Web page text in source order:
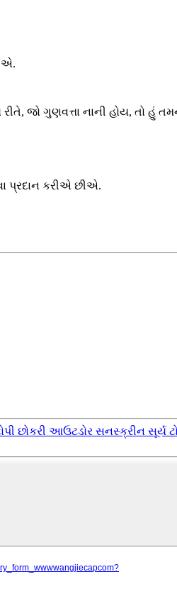
રીતે, જો ગુણવત્તા નાની હોય,
પ્રદાન કરીએ છીએ.
છોકરી આઉટડોર સનસ્ક્રીન સૂર્ય